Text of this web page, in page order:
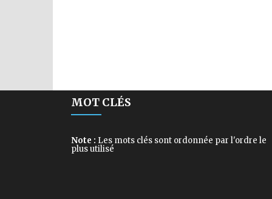
MOT CLÉS
Note : Les mots clés sont ordonnée par l'ordre le
plus utilisé